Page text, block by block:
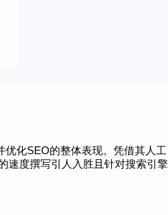
优化SEO的整体表现。凭借其人工
速度撰写引人入胜且针对搜索引擎